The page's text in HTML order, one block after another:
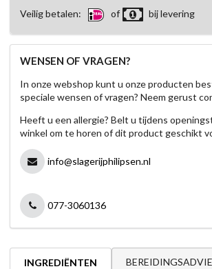
Veilig betalen: of bij levering
WENSEN OF VRAGEN?
In onze webshop kunt u onze producten
speciale wensen of vragen? Neem gerust
Heeft u een allergie? Belt u tijdens
winkel om te horen of dit product geschikt
info@slagerijphilipsen.nl
077-3060136
INGREDIËNTEN